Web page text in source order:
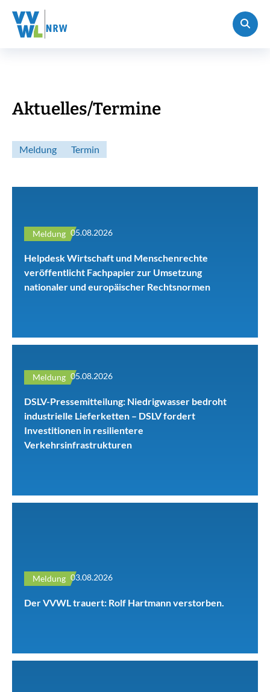
Aktuelles/Termine
Meldung Termin
Meldung 05.08.2026
Helpdesk Wirtschaft und Menschenrechte
veröffentlicht Fachpapier zur Umsetzung
nationaler und europäischer Rechtsnormen
Meldung 05.08.2026
DSLV-Pressemitteilung: Niedrigwasser bedroht
industrielle Lieferketten – DSLV fordert
Investitionen in resilientere
Verkehrsinfrastrukturen
Meldung 03.08.2026
Der VVWL trauert: Rolf Hartmann verstorben.